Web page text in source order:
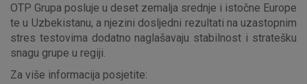
OTP Grupa posluje u deset zemalja srednje i istočne Europe
te u Uzbekistanu, a njezini dosljedni rezultati na uzastopnim
stres testovima dodatno naglašavaju stabilnost i stratešku
snagu grupe u regiji.
Za više informacija posjetite: